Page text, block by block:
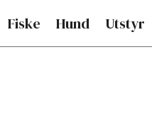
Fiske Hund Utstyr